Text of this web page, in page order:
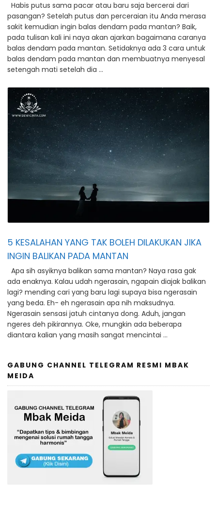
Habis putus sama pacar atau baru saja bercerai dari
pasangan? Setelah putus dan perceraian itu Anda merasa
sakit kemudian ingin balas dendam pada mantan? Baik,
pada tulisan kali ini naya akan ajarkan bagaimana caranya
balas dendam pada mantan. Setidaknya ada 3 cara untuk
balas dendam pada mantan dan membuatnya menyesal
setengah mati setelah dia …
5 KESALAHAN YANG TAK BOLEH DILAKUKAN JIKA
INGIN BALIKAN PADA MANTAN
Apa sih asyiknya balikan sama mantan? Naya rasa gak
ada enaknya. Kalau udah ngerasain, ngapain diajak balikan
lagi? mending cari yang baru lagi supaya bisa ngerasain
yang beda. Eh- eh ngerasain apa nih maksudnya.
Ngerasain sensasi jatuh cintanya dong. Aduh, jangan
ngeres deh pikirannya. Oke, mungkin ada beberapa
diantara kalian yang masih sangat mencintai …
GABUNG CHANNEL TELEGRAM RESMI MBAK
MEIDA